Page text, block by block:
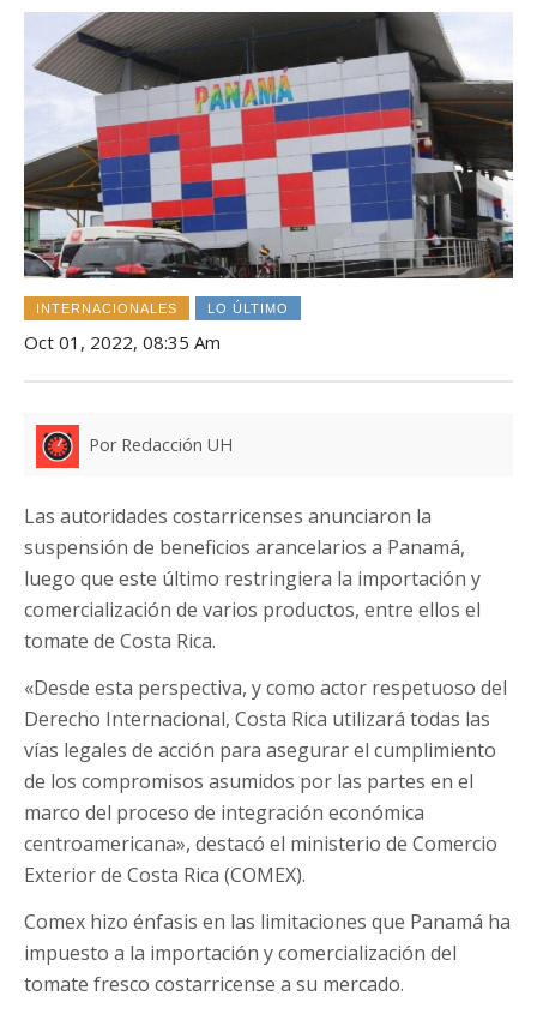
INTERNACIONALES LO ÚLTIMO
Oct 01, 2022, 08:35 Am
Por Redacción UH
Las autoridades costarricenses anunciaron la
suspensión de beneficios arancelarios a Panamá,
luego que este último restringiera la importación y
comercialización de varios productos, entre ellos el
tomate de Costa Rica.
«Desde esta perspectiva, y como actor respetuoso del
Derecho Internacional, Costa Rica utilizará todas las
vías legales de acción para asegurar el cumplimiento
de los compromisos asumidos por las partes en el
marco del proceso de integración económica
centroamericana», destacó el ministerio de Comercio
Exterior de Costa Rica (COMEX).
Comex hizo énfasis en las limitaciones que Panamá ha
impuesto a la importación y comercialización del
tomate fresco costarricense a su mercado.